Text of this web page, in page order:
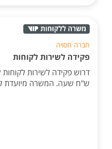
חברה חסויה
פקידה לשירות לקוחות
ש"ח שעה. המשרה מיועדת